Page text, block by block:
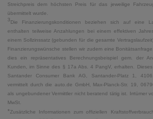
Streichpreis dem höchsten Preis für das jeweilige
übermittelt wurde.
3Die Finanzierungskonditionen beziehen sich auf eine
enthalten teilweise Anzahlungen bei einem effektiven
einem Sollzinssatz (gebunden für die gesamte
Finanzierungswünsche stellen wir zudem eine
dies ein repräsentatives Berechnungsbeispiel gem. der
Kunden, im Sinne des § 17a Abs. 4 PangV, erhalten.
Santander Consumer Bank AG, Santander-Platz 1,
vermittelt durch die auto.de GmbH, Max-Planck-Str. 19,
als ungebundener Vermittler nicht beratend tätig ist. Irrtümer
MwSt.
*Zusätzliche Informationen zum offiziellen